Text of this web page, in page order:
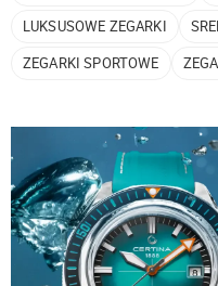
LUKSUSOWE ZEGARKI
ZEGARKI SPORTOWE